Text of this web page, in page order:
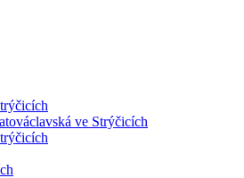
ve Strýčicích